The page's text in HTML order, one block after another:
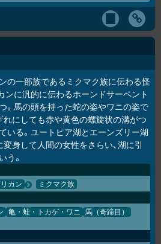
の一部族であるミクマク族に伝わる怪
ンに汎的に伝わるホーンドサーペント
。馬の頭を持った蛇の姿やワニの姿で
れにしても赤や黄色の螺旋状の溝がつ
いる。ユートピア湖とエーンズリー湖
変身して人間の女性をさらい、湖に引
う。
カン ミクマク族
亀・蛙・トカゲ・ワニ
馬（奇蹄目）